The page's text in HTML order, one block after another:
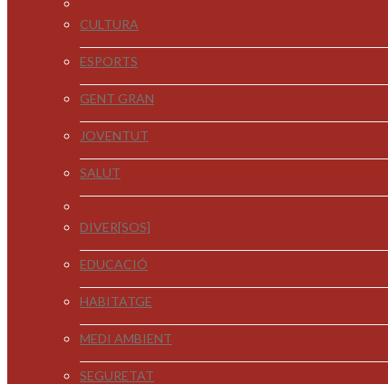
CULTURA
ESPORTS
GENT GRAN
JOVENTUT
SALUT
DIVER[SOS]
EDUCACIÓ
HABITATGE
MEDI AMBIENT
SEGURETAT